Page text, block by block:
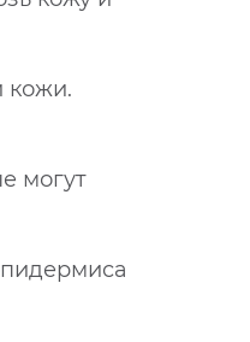
кожи.
могут